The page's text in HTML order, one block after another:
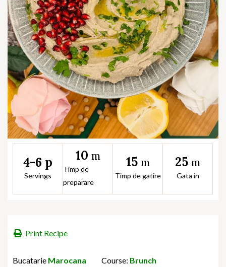
4-6 p
Servings
10 m
Timp de
preparare
15 m
Timp de gatire
25 m
Gata in
Print Recipe
Bucatarie Marocana Course: Brunch